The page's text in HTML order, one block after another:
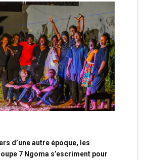
d’une autre époque, les
7 Ngoma s’escriment pour